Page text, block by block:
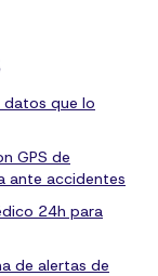
datos que lo
GPS de
ante accidentes
24h para
de alertas de